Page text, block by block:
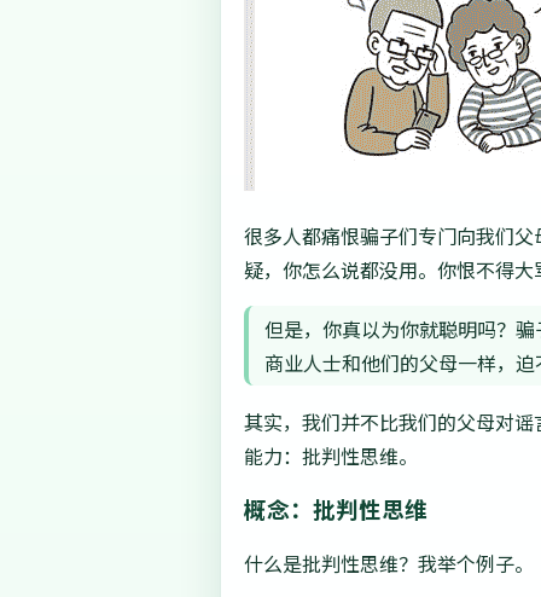
很多人都痛恨骗子们专门向我们
疑，你怎么说都没用。你恨不得
但是，你真以为你就聪明吗？
商业人士和他们的父母一样，
其实，我们并不比我们的父母对
能力：批判性思维。
概念：批判性思维
什么是批判性思维？我举个例子。